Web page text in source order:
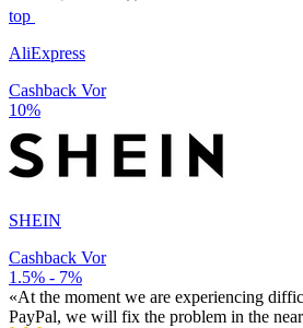
top
AliExpress
Cashback Vor
10%
SHEIN
Cashback Vor
1.5% - 7%
«At the moment we are experiencing
PayPal, we will fix the problem in the